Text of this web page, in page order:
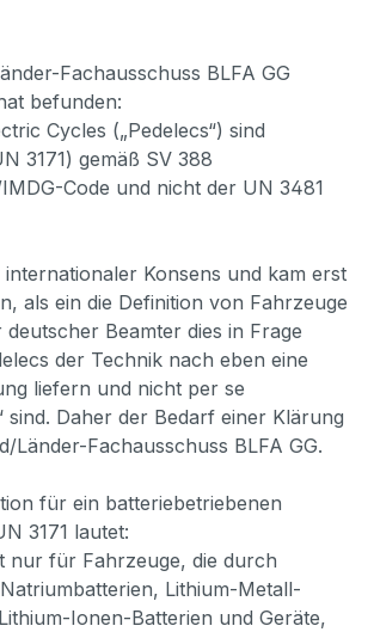
Fachausschuss BLFA GG
befunden:
Cycles („Pedelecs“) sind
3171) gemäß SV 388
Code und nicht der UN 3481
Konsens und kam erst
als ein die Definition von Fahrzeuge
deutscher Beamter dies in Frage
der Technik nach eben eine
liefern und nicht per se
sind. Daher der Bedarf einer Klärung
Länder-Fachausschuss BLFA GG.
für ein batteriebetriebenen
3171 lautet:
nur für Fahrzeuge, die durch
Lithium-Metall-
Ionen-Batterien und Geräte,